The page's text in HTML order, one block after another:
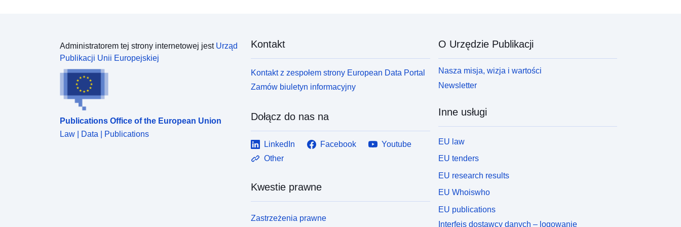
Administratorem tej strony internetowej jest Urząd
Publikacji Unii Europejskiej
Publications Office of the European Union
Law | Data | Publications
Kontakt
Kontakt z zespołem strony European Data Portal
Zamów biuletyn informacyjny
Dołącz do nas na
LinkedIn Facebook
Youtube
Other
Kwestie prawne
Zastrzeżenia prawne
O Urzędzie Publikacji
Nasza misja, wizja i wartości
Newsletter
Inne usługi
EU law
EU tenders
EU research results
EU Whoiswho
EU publications
Interfejs dostawcy danych – logowanie